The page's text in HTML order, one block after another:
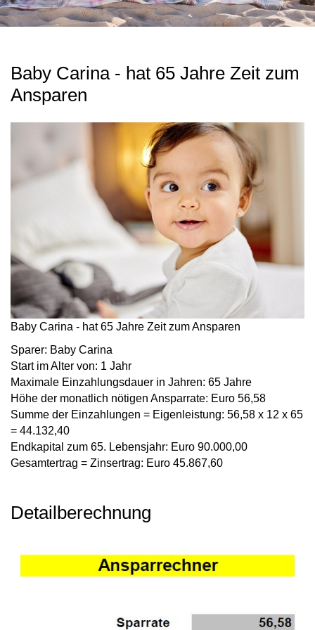
Baby Carina - hat 65 Jahre Zeit zum
Ansparen
Baby Carina - hat 65 Jahre Zeit zum Ansparen
Sparer: Baby Carina
Start im Alter von: 1 Jahr
Maximale Einzahlungsdauer in Jahren: 65 Jahre
Höhe der monatlich nötigen Ansparrate: Euro 56,58
Summe der Einzahlungen = Eigenleistung: 56,58 x 12 x 65
= 44.132,40
Endkapital zum 65. Lebensjahr: Euro 90.000,00
Gesamtertrag = Zinsertrag: Euro 45.867,60
Detailberechnung